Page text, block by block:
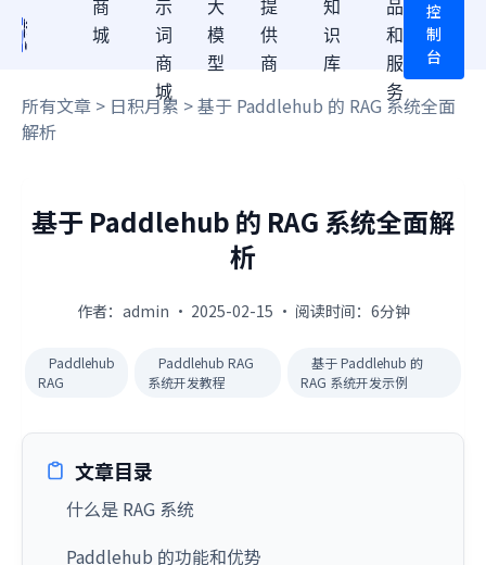
商
城
示
词
商
城
大
模
型
提
供
商
知
识
库
品
和
服
务
控
制
台
所有文章 > 日积月累 > 基于 Paddlehub 的 RAG 系统全面
解析
基于 Paddlehub 的 RAG 系统全面解
析
作者：admin · 2025-02-15 · 阅读时间：6分钟
Paddlehub
RAG
Paddlehub RAG
系统开发教程
基于 Paddlehub 的
RAG 系统开发示例
文章目录
什么是 RAG 系统
Paddlehub 的功能和优势